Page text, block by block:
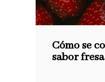
Cómo se
sabor fresa